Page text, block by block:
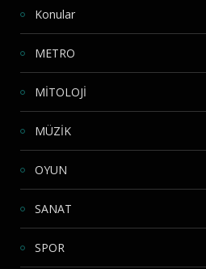
Konular
METRO
MİTOLOJİ
MÜZİK
OYUN
SANAT
SPOR